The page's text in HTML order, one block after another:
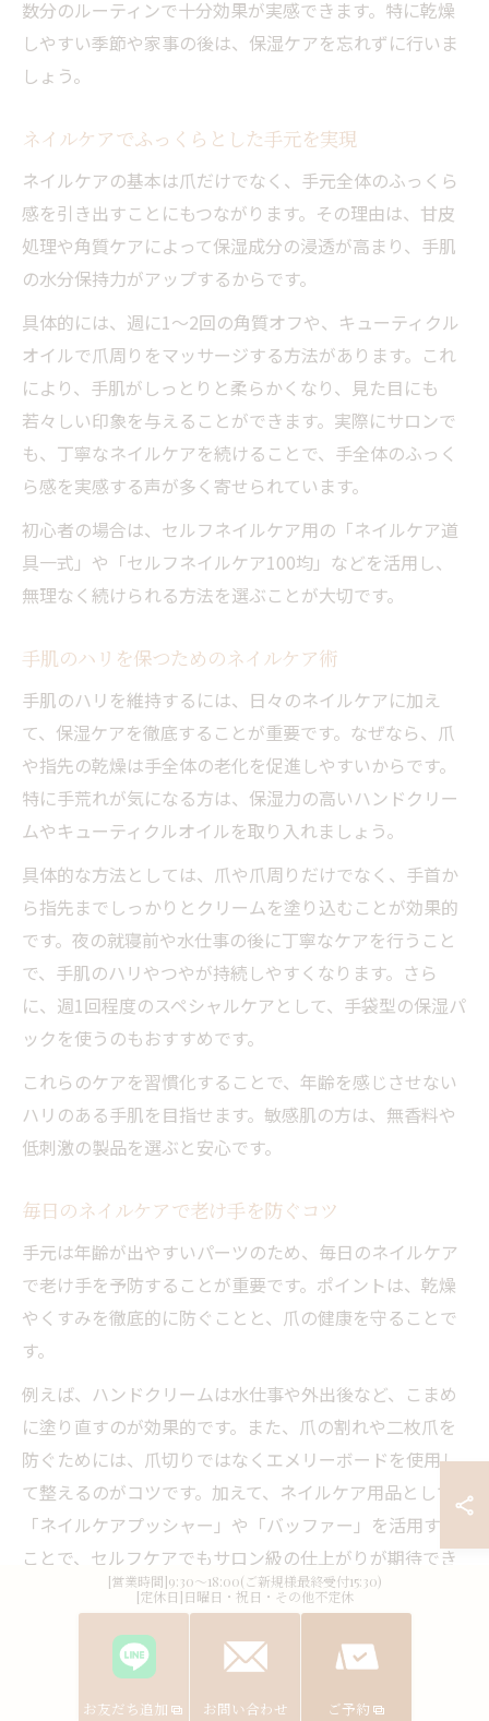
数分のルーティンで十分効果が実感できます。特に乾燥
しやすい季節や家事の後は、保湿ケアを忘れずに行いま
しょう。
ネイルケアでふっくらとした手元を実現
ネイルケアの基本は爪だけでなく、手元全体のふっくら
感を引き出すことにもつながります。その理由は、甘皮
処理や角質ケアによって保湿成分の浸透が高まり、手肌
の水分保持力がアップするからです。
具体的には、週に1～2回の角質オフや、キューティクル
オイルで爪周りをマッサージする方法があります。これ
により、手肌がしっとりと柔らかくなり、見た目にも
若々しい印象を与えることができます。実際にサロンで
も、丁寧なネイルケアを続けることで、手全体のふっく
ら感を実感する声が多く寄せられています。
初心者の場合は、セルフネイルケア用の「ネイルケア道
具一式」や「セルフネイルケア100均」などを活用し、
無理なく続けられる方法を選ぶことが大切です。
手肌のハリを保つためのネイルケア術
手肌のハリを維持するには、日々のネイルケアに加え
て、保湿ケアを徹底することが重要です。なぜなら、爪
や指先の乾燥は手全体の老化を促進しやすいからです。
特に手荒れが気になる方は、保湿力の高いハンドクリー
ムやキューティクルオイルを取り入れましょう。
具体的な方法としては、爪や爪周りだけでなく、手首か
ら指先までしっかりとクリームを塗り込むことが効果的
です。夜の就寝前や水仕事の後に丁寧なケアを行うこと
で、手肌のハリやつやが持続しやすくなります。さら
に、週1回程度のスペシャルケアとして、手袋型の保湿パ
ックを使うのもおすすめです。
これらのケアを習慣化することで、年齢を感じさせない
ハリのある手肌を目指せます。敏感肌の方は、無香料や
低刺激の製品を選ぶと安心です。
毎日のネイルケアで老け手を防ぐコツ
手元は年齢が出やすいパーツのため、毎日のネイルケア
で老け手を予防することが重要です。ポイントは、乾燥
やくすみを徹底的に防ぐことと、爪の健康を守ることで
す。
例えば、ハンドクリームは水仕事や外出後など、こまめ
に塗り直すのが効果的です。また、爪の割れや二枚爪を
防ぐためには、爪切りではなくエメリーボードを使用し
て整えるのがコツです。加えて、ネイルケア用品として
「ネイルケアプッシャー」や「バッファー」を活用する
ことで、セルフケアでもサロン級の仕上がりが期待でき
日々の積み重ねが美しい手元を保つ鍵となるため、習慣
化する意識を持ちましょう。初心者の方は、まずは簡単
なケアから始めてみるのがおすすめです。
[営業時間]9:30～18:00(ご新規様最終受付15:30)
[定休日]日曜日・祝日・その他不定休
お友だち追加 お問い合わせ ご予約